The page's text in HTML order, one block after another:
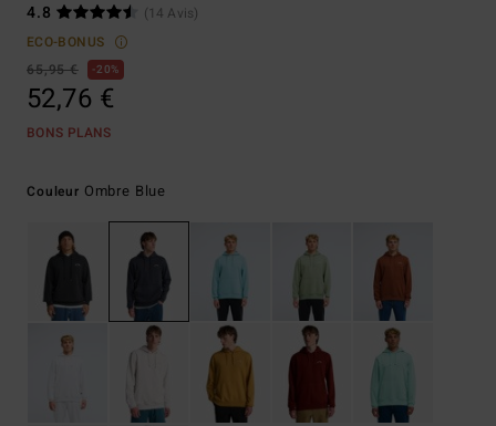
4.8
(14 Avis)
ECO-BONUS
65,95 €
20%
52,76 €
BONS PLANS
Couleur Ombre Blue